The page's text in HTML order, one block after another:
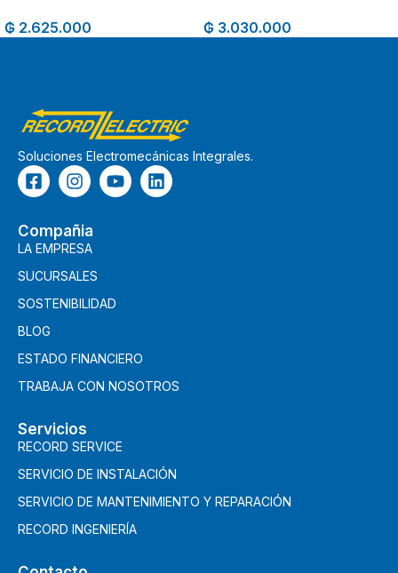
₲ 2.625.000 ₲ 3.030.000
Soluciones Electromecánicas Integrales.
Compañia
LA EMPRESA
SUCURSALES
SOSTENIBILIDAD
BLOG
ESTADO FINANCIERO
TRABAJA CON NOSOTROS
Servicios
RECORD SERVICE
SERVICIO DE INSTALACIÓN
SERVICIO DE MANTENIMIENTO Y REPARACIÓN
RECORD INGENIERÍA